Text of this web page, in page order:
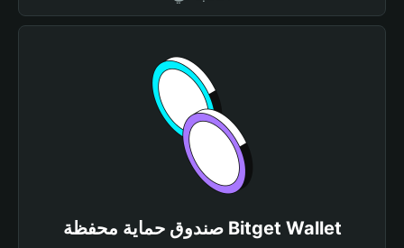
صندوق حماية محفظة Bitget Wallet